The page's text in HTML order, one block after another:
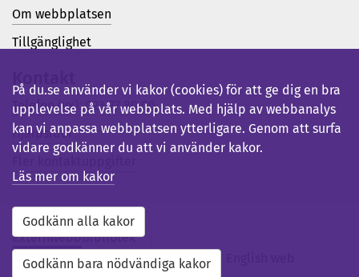
Om webbplatsen
Tillgänglighet
Kontakt
Telefon (vx): 023-77 80 00
Hjälpsidor
ExternwebbBibliotek
StudentwebbMedarbetarwebb
På du.se använder vi kakor (cookies) för att ge dig en bra
upplevelse på vår webbplats. Med hjälp av webbanalys
kan vi anpassa webbplatsen ytterligare. Genom att surfa
vidare godkänner du att vi använder kakor.
Läs mer om kakor
Godkänn alla kakor
Godkänn bara nödvändiga kakor